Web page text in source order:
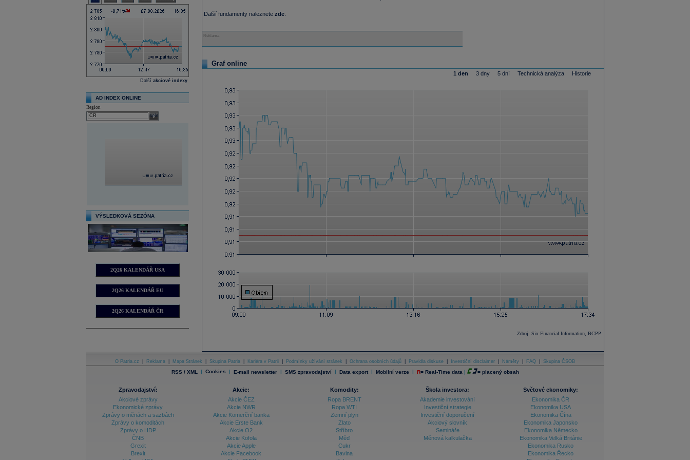
Další akciové indexy
AD INDEX ONLINE
Region
select
VÝSLEDKOVÁ SEZÓNA
2Q26 KALENDÁŘ USA
2Q26 KALENDÁŘ EU
2Q26 KALENDÁŘ ČR
Další fundamenty naleznete zde.
Reklama
Graf online
1 den 3 dny 5 dní Technická analýza Historie
Zdroj: Six Financial Information, BCPP
O Patria.cz Reklama Mapa Stránek Skupina Patria Kariéra v Patrii Podmínky užívání stránek Ochrana osobních údajů Pravidla diskuse Investiční disclaimer Náměty FAQ Skupina ČSOB
RSS / XML | Cookies | E-mail newsletter | SMS zpravodajství | Data export | Mobilní verze | R= Real-Time data | = placený obsah
Zpravodajství:
Akciové zprávy
Ekonomické zprávy
Zprávy o měnách a sazbách
Zprávy o komoditách
Zprávy o HDP
ČNB
Grexit
Brexit
Akcie:
Akcie ČEZ
Akcie NWR
Akcie Komerční banka
Akcie Erste Bank
Akcie O2
Akcie Kofola
Akcie Apple
Akcie Facebook
Komodity:
Ropa BRENT
Ropa WTI
Zemní plyn
Zlato
Stříbro
Měď
Cukr
Bavlna
Škola investora:
Akademie investování
Investiční strategie
Investiční doporučení
Akciový slovník
Semináře
Měnová kalkulačka
Světové ekonomiky:
Ekonomika ČR
Ekonomika USA
Ekonomika Čína
Ekonomika Japonsko
Ekonomika Německo
Ekonomika Velká Británie
Ekonomika Rusko
Ekonomika Řecko